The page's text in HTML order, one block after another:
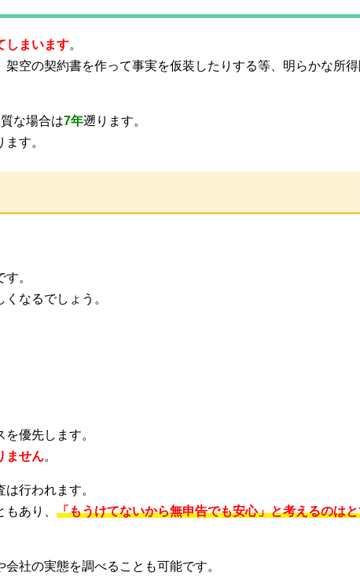
しまいます。
空の契約書を作って事実を仮装したりする等、明らかな所
な場合は7年遡ります。
す。
。
なるでしょう。
優先します。
ません。
行われます。
あり、 「もうけてないから無申告でも安心」と考えるのは
社の実態を調べることも可能です。